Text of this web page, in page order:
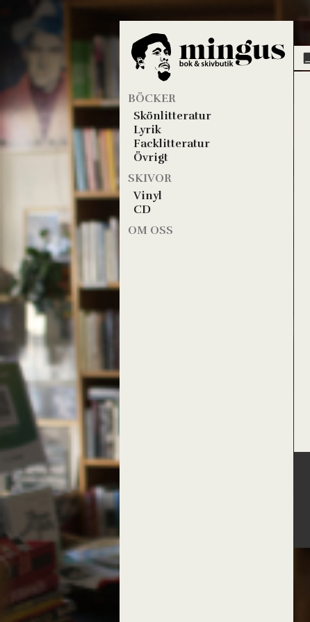
BÖCKER
Skönlitteratur
Lyrik
Facklitteratur
Övrigt
SKIVOR
Vinyl
CD
OM OSS